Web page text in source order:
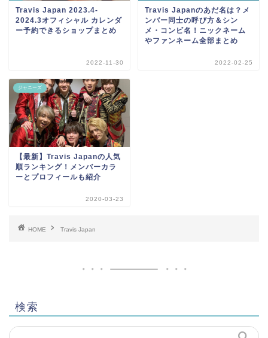
Travis Japan 2023.4-
2024.3オフィシャル カレンダ
ー予約できるショップまとめ
2022-11-30
Travis Japanのあだ名は？メ
ンバー同士の呼び方＆シン
メ・コンビ名！ニックネーム
やファンネーム全部まとめ
2022-02-25
ジャニーズ
【最新】Travis Japanの人気
順ランキング！メンバーカラ
ーとプロフィールも紹介
2020-03-23
HOME Travis Japan
検索